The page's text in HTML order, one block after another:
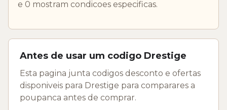
e 0 mostram condicoes especificas.
Antes de usar um codigo Drestige
Esta pagina junta codigos desconto e ofertas
disponiveis para Drestige para comparares a
poupanca antes de comprar.